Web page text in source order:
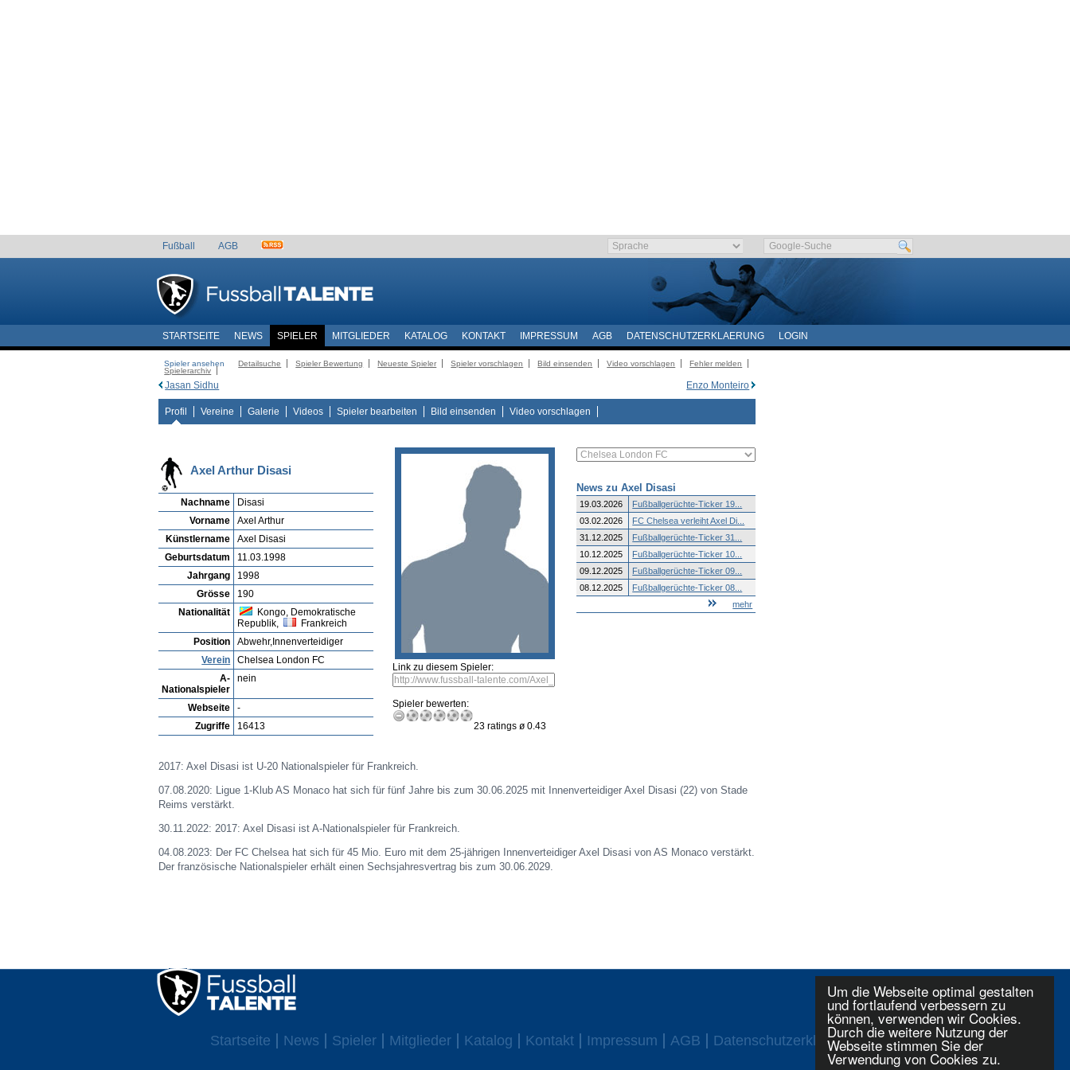
Um die Webseite optimal gestalten
und fortlaufend verbessern zu
können, verwenden wir Cookies.
Durch die weitere Nutzung der
Webseite stimmen Sie der
Verwendung von Cookies zu.
Fußball AGB
STARTSEITE NEWS SPIELER MITGLIEDER KATALOG KONTAKT IMPRESSUM AGB DATENSCHUTZERKLAERUNG LOGIN
Spieler ansehen Detailsuche Spieler Bewertung Neueste Spieler Spieler vorschlagen Bild einsenden Video vorschlagen
Fehler melden
Spielerarchiv
Enzo Monteiro
Jasan Sidhu
Profil Vereine Galerie Videos Spieler bearbeiten Bild einsenden Video vorschlagen
Axel Arthur Disasi
Nachname
Disasi
Vorname
Axel Arthur
Künstlername
Axel Disasi
Geburtsdatum
11.03.1998
Jahrgang
1998
Grösse
190
Nationalität
Kongo, Demokratische
Republik,
Frankreich
Position
Abwehr,Innenverteidiger
Verein
Chelsea London FC
A-
Nationalspieler
nein
Webseite
-
Zugriffe
16413
Link zu diesem Spieler:
Spieler bewerten:
23 ratings ø 0.43
News zu Axel Disasi
19.03.2026
Fußballgerüchte-Ticker 19...
03.02.2026
FC Chelsea verleiht Axel Di...
31.12.2025
Fußballgerüchte-Ticker 31...
10.12.2025
Fußballgerüchte-Ticker 10...
09.12.2025
Fußballgerüchte-Ticker 09...
08.12.2025
Fußballgerüchte-Ticker 08...
mehr
2017: Axel Disasi ist U-20 Nationalspieler für Frankreich.
07.08.2020: Ligue 1-Klub AS Monaco hat sich für fünf Jahre bis zum 30.06.2025 mit Innenverteidiger Axel Disasi (22) von Stade
Reims verstärkt.
30.11.2022: 2017: Axel Disasi ist A-Nationalspieler für Frankreich.
04.08.2023: Der FC Chelsea hat sich für 45 Mio. Euro mit dem 25-jährigen Innenverteidiger Axel Disasi von AS Monaco verstärkt.
Der französische Nationalspieler erhält einen Sechsjahresvertrag bis zum 30.06.2029.
Startseite News Spieler Mitglieder Katalog Kontakt Impressum AGB Datenschutzerklaerung Login